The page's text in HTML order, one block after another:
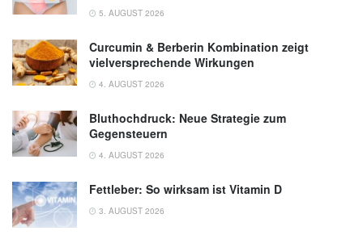
5. AUGUST 2026
Curcumin & Berberin Kombination zeigt
vielversprechende Wirkungen
4. AUGUST 2026
Bluthochdruck: Neue Strategie zum
Gegensteuern
4. AUGUST 2026
Fettleber: So wirksam ist Vitamin D
3. AUGUST 2026